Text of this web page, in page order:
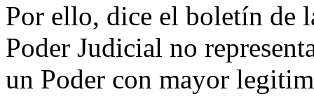
Por ello, dice el boletín de
Poder Judicial no
un Poder con mayor